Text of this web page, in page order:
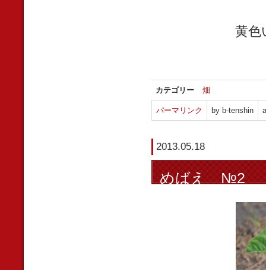
黄色
カテゴリー 畑
パーマリンク by b-tenshin
2013.05.18
めばえ №2